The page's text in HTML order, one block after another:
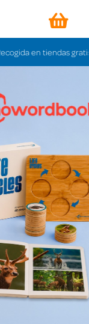
gratis en 3-6 días.